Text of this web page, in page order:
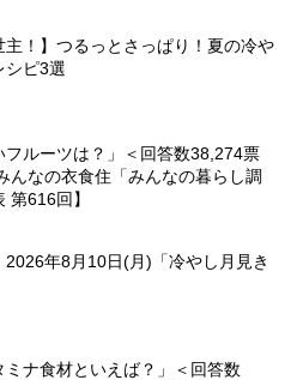
主！】つるっとさっぱり！夏の冷や
シピ3選
フルーツは？」＜回答数38,274票
んなの衣食住「みんなの暮らし調
第616回】
2026年8月10日(月)「冷やし月見き
ミナ食材といえば？」＜回答数